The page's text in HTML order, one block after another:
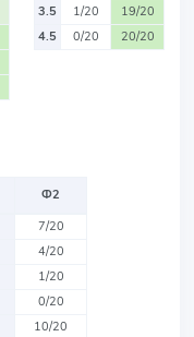
3.5
1/20
19/20
4.5
0/20 20/20
Ф2
7/20
4/20
1/20
0/20
10/20